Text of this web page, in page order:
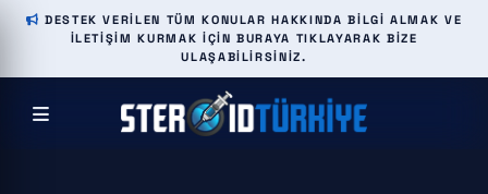
DESTEK VERILEN TÜM KONULAR HAKKINDA BILGI ALMAK VE
ILETIŞIM KURMAK IÇIN BURAYA TIKLAYARAK BIZE
ULAŞABILIRSINIZ.